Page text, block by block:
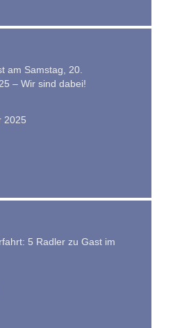
am Samstag, 20.
– Wir sind dabei!
2025
5 Radler zu Gast im